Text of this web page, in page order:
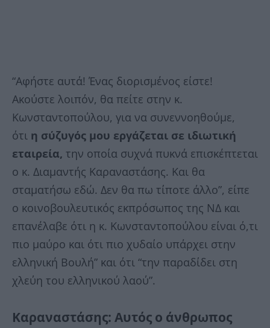
“Αφήστε αυτά! Ένας διορισμένος είστε!
Ακούστε λοιπόν, θα πείτε στην κ.
Κωνσταντοπούλου, για να συνεννοηθούμε,
ότι η σύζυγός μου εργάζεται σε ιδιωτική
εταιρεία, την οποία συχνά πυκνά επισκέπτεται
ο κ. Διαμαντής Καραναστάσης. Και θα
σταματήσω εδώ. Δεν θα πω τίποτε άλλο”, είπε
ο κοινοβουλευτικός εκπρόσωπος της ΝΔ και
επανέλαβε ότι η κ. Κωνσταντοπούλου είναι ό,τι
πιο μαύρο και ότι πιο χυδαίο υπάρχει στην
ελληνική Βουλή” και ότι “την παραδίδει στη
χλεύη του ελληνικού λαού”.
Καραναστάσης: Αυτός ο άνθρωπος